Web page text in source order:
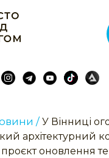
/ У Вінниці
архітектурний
оновлення